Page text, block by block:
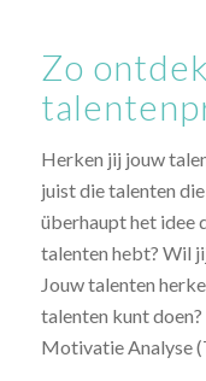
Zo
Herken jij jouw
juist die talenten
überhaupt het idee
talenten hebt? Wil
Jouw talenten
talenten kunt
Motivatie Analyse